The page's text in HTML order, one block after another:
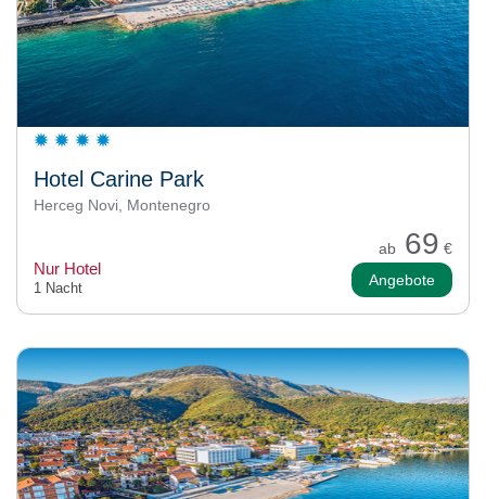
Hotel Carine Park
Herceg Novi, Montenegro
ab 69 €
Nur Hotel
1 Nacht Angebote